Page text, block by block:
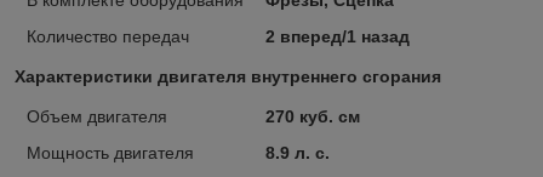
Количество передач
2 вперед/1 назад
Характеристики двигателя внутреннего сгорания
Объем двигателя
270 куб. см
Мощность двигателя
8.9 л. с.